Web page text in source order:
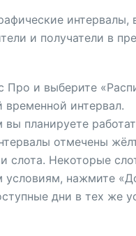
интервалы,
и получатели в
и выберите
интервал.
планируете
отмечены
слота. Некоторые
условиям, нажмите
дни в тех же